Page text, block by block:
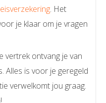
. Het
je klaar om je vragen
vertrek ontvang je van
Alles is voor je geregeld
verwelkomt jou graag.